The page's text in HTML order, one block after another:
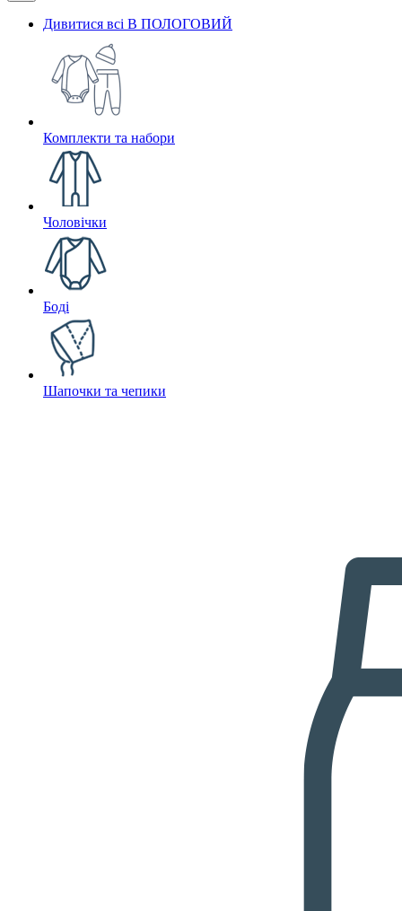
Дивитися всі В ПОЛОГОВИЙ
Комплекти та набори
Чоловічки
Боді
Шапочки та чепики